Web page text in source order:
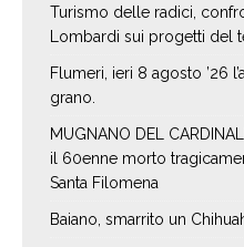
Turismo delle radici,
Lombardi sui progetti del
Flumeri, ieri 8 agosto ’26
grano.
MUGNANO DEL
il 60enne morto
Santa Filomena
Baiano, smarrito un